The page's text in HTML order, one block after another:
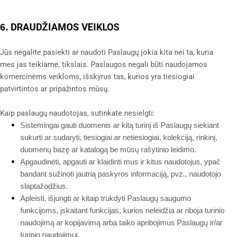
6. DRAUDŽIAMOS VEIKLOS
Jūs negalite pasiekti ar naudoti Paslaugų jokia kita nei ta, kuria
mes jas teikiame, tikslais. Paslaugos negali būti naudojamos
komercinėms veikloms, išskyrus tas, kurios yra tiesiogiai
patvirtintos ar pripažintos mūsų.
Kaip paslaugų naudotojas, sutinkate nesielgti:
Sistemingai gauti duomenis ar kitą turinį iš Paslaugų siekiant
sukurti ar sudaryti, tiesiogiai ar netiesiogiai, kolekciją, rinkinį,
duomenų bazę ar katalogą be mūsų rašytinio leidimo.
Apgaudinėti, apgauti ar klaidinti mus ir kitus naudotojus, ypač
bandant sužinoti jautrią paskyros informaciją, pvz., naudotojo
slaptažodžius.
Apleisti, išjungti ar kitaip trukdyti Paslaugų saugumo
funkcijoms, įskaitant funkcijas, kurios neleidžia ar riboja turinio
naudojimą ar kopijavimą arba taiko apribojimus Paslaugų ir/ar
turinio naudojimui.